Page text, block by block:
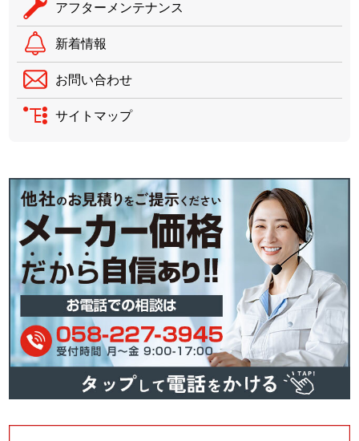
アフターメンテナンス
新着情報
お問い合わせ
サイトマップ